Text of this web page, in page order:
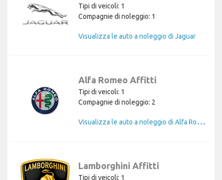
Tipi di veicoli: 1
Compagnie di noleggio: 1
Visualizza le auto a noleggio di Jaguar
Alfa Romeo Affitti
Tipi di veicoli: 1
Compagnie di noleggio: 2
V
isualizza le auto a noleggio di Alfa Romeo
Lamborghini Affitti
Tipi di veicoli: 1